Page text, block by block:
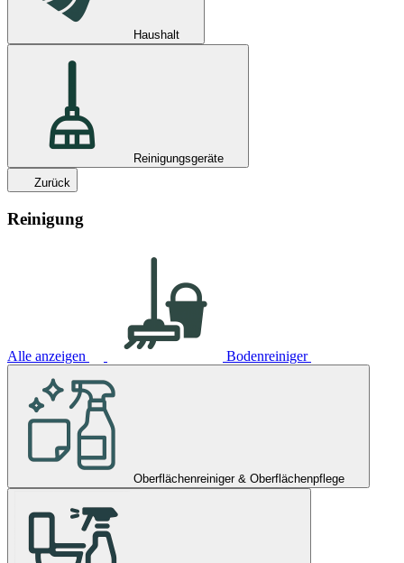
Haushalt
Reinigungsgeräte
Zurück
Reinigung
Alle anzeigen Bodenreiniger
Oberflächenreiniger & Oberflächenpflege